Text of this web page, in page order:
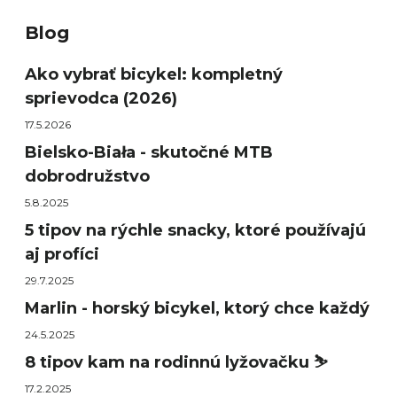
Blog
Ako vybrať bicykel: kompletný
sprievodca (2026)
17.5.2026
Bielsko-Biała - skutočné MTB
dobrodružstvo
5.8.2025
5 tipov na rýchle snacky, ktoré používajú
aj profíci
29.7.2025
Marlin - horský bicykel, ktorý chce každý
24.5.2025
8 tipov kam na rodinnú lyžovačku ⛷️
17.2.2025